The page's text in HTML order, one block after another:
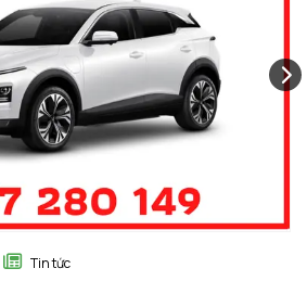
Tin tức